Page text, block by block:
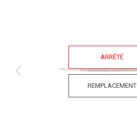
ARRÊTÉ
REMPLACEMENT